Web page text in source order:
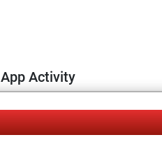
Activity